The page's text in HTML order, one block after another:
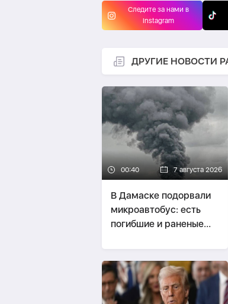
Следите за нами в
Instagram
ДРУГИЕ НОВОСТИ
00:40 7 августа 2026
В Дамаске подорвали
микроавтобус: есть
погибшие и раненые